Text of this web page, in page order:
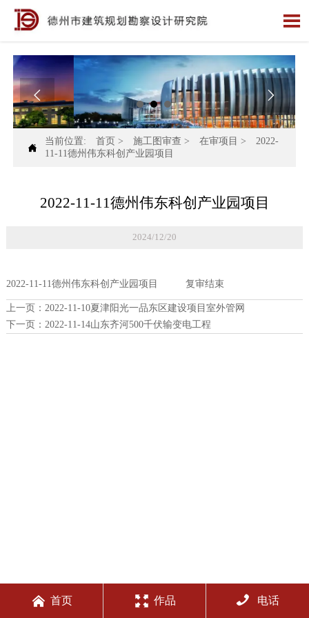

 

当前位置: 首页 > 施工图审查 > 在审项目 >
2022-
11-11德州伟东科创产业园项目
2022-11-11德州伟东科创产业园项目
2024/12/20
2022-11-11德州伟东科创产业园项目 复审结束
上一页： 2022-11-10夏津阳光一品东区建设项目室外管网
下一页： 2022-11-14山东齐河500千伏输变电工程
 首页  作品  电话